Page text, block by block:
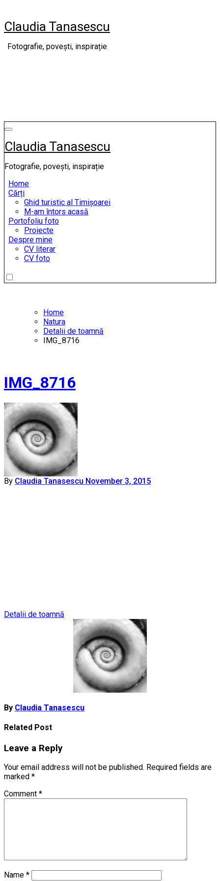
content
Claudia Tanasescu
Fotografie, povești, inspirație
Claudia Tanasescu
Fotografie, povești, inspirație
Home
Cărți
Ghid turistic al Timișoarei
M-am întors acasă
Portofoliu foto
Proiecte
Despre mine
CV literar
CV foto
Home
Natura
Detalii de toamnă
IMG_8716
IMG_8716
By Claudia Tanasescu November 3, 2015
Post
Detalii de toamnă
By Claudia Tanasescu
Related Post
Leave a Reply
Your email address will not be published. Required fields are
marked *
Comment *
Name *